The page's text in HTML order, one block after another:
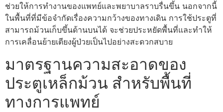
ช่วยให้การทำงานของแพทย์และพยาบาลราบรื่นขึ้น นอกจากนี้
ในพื้นที่ที่มีข้อจำกัดเรื่องความกว้างของทางเดิน การใช้ประตูที่
สามารถม้วนเก็บขึ้นด้านบนได้ จะช่วยประหยัดพื้นที่และทำให้
การเคลื่อนย้ายเตียงผู้ป่วยเป็นไปอย่างสะดวกสบาย
มาตรฐานความสะอาดของ
ประตูเหล็กม้วน สำหรับพื้นที่
ทางการแพทย์